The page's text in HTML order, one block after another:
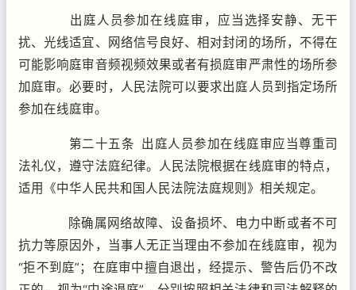
出庭人员参加在线庭审，应当选择安静、无干
扰、光线适宜、网络信号良好、相对封闭的场所，不得在
可能影响庭审音频视频效果或者有损庭审严肃性的场所参
加庭审。必要时，人民法院可以要求出庭人员到指定场所
参加在线庭审。
第二十五条 出庭人员参加在线庭审应当尊重司
法礼仪，遵守法庭纪律。人民法院根据在线庭审的特点，
适用《中华人民共和国人民法院法庭规则》相关规定。
除确属网络故障、设备损坏、电力中断或者不可
抗力等原因外，当事人无正当理由不参加在线庭审，视为
“拒不到庭”；在庭审中擅自退出，经提示、警告后仍不改